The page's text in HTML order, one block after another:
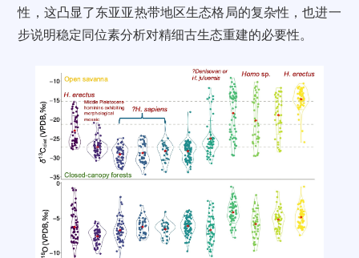
性，这凸显了东亚亚热带地区生态格局的复杂性，也进一
步说明稳定同位素分析对精细古生态重建的必要性。